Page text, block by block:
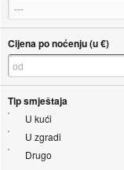
---
Cijena po noćenju (u €)
Tip smještaja
U kući
U zgradi
Drugo